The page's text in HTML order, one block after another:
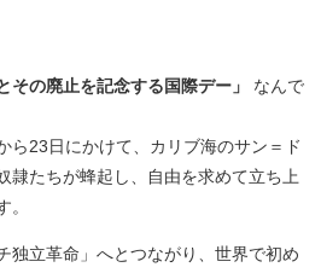
その廃止を記念する国際デー」
なんで
ら23日にかけて、カリブ海のサン＝ド
隷たちが蜂起し、自由を求めて立ち上
。
独立革命」へとつながり、世界で初め